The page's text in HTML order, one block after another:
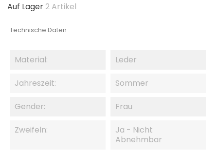
Auf Lager2 Artikel
Technische Daten
Material: Leder
Jahreszeit: Sommer
Gender: Frau
Zweifeln:
Ja - Nicht
Abnehmbar